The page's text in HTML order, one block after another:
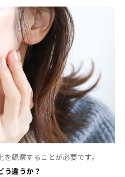
観察することが必要です。
う違うか？